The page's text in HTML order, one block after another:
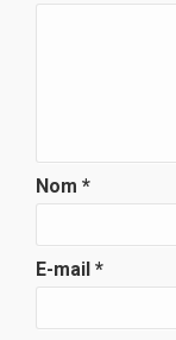
Nom *
E-mail *